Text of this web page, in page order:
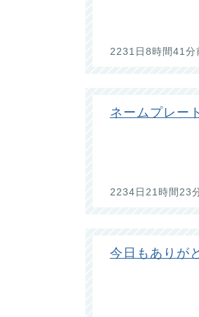
2231日8時間41分
ネームプレー
2234日21時間23
今日もありが